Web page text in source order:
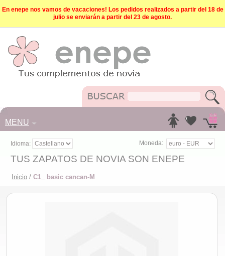
En enepe nos vamos de vacaciones! Los pedidos realizados a partir del 18 de
julio se enviarán a partir del 23 de agosto.
MENU
Idioma: Moneda:
TUS ZAPATOS DE NOVIA SON ENEPE
Inicio / C1_ basic cancan-M